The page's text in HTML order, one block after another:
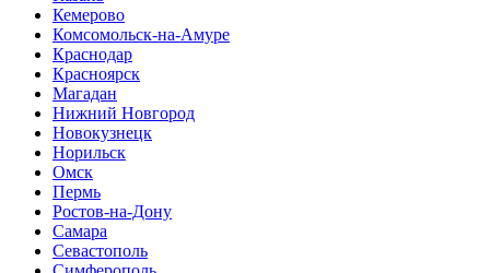
Кемерово
Комсомольск-на-Амуре
Краснодар
Красноярск
Магадан
Нижний Новгород
Новокузнецк
Норильск
Омск
Пермь
Ростов-на-Дону
Самара
Севастополь